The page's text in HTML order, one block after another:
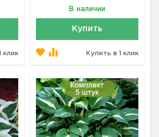
клик
В наличии
Купить
Купить в 1 клик